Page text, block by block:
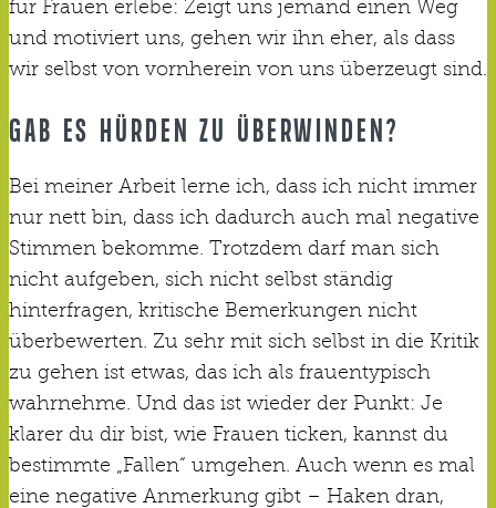
für Frauen erlebe: Zeigt uns jemand einen Weg
und motiviert uns, gehen wir ihn eher, als dass
wir selbst von vornherein von uns überzeugt sind.
GAB ES HÜRDEN ZU ÜBERWINDEN?
Bei meiner Arbeit lerne ich, dass ich nicht immer
nur nett bin, dass ich dadurch auch mal negative
Stimmen bekomme. Trotzdem darf man sich
nicht aufgeben, sich nicht selbst ständig
hinterfragen, kritische Bemerkungen nicht
überbewerten. Zu sehr mit sich selbst in die Kritik
zu gehen ist etwas, das ich als frauentypisch
wahrnehme. Und das ist wieder der Punkt: Je
klarer du dir bist, wie Frauen ticken, kannst du
bestimmte „Fallen“ umgehen. Auch wenn es mal
eine negative Anmerkung gibt – Haken dran,